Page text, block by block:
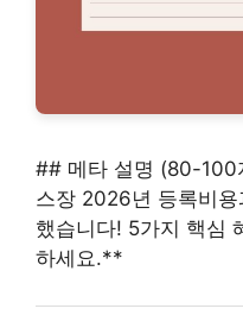
## 메타 설명 (80-100
스장 2026년 등록비
했습니다! 5가지 핵심
하세요.**